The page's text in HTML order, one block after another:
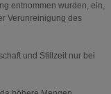
entnommen wurden, ein,
Verunreinigung des
und Stillzeit nur bei